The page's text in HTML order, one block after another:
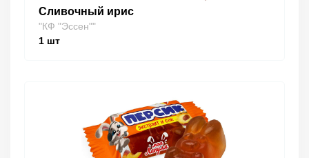
Сливочный ирис
"КФ "Эссен""
1 шт